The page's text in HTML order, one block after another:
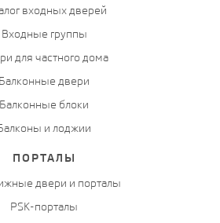
входных дверей
Входные группы
для частного дома
Балконные двери
Балконные блоки
и лоджии
ПОРТАЛЫ
двери и порталы
PSK-порталы